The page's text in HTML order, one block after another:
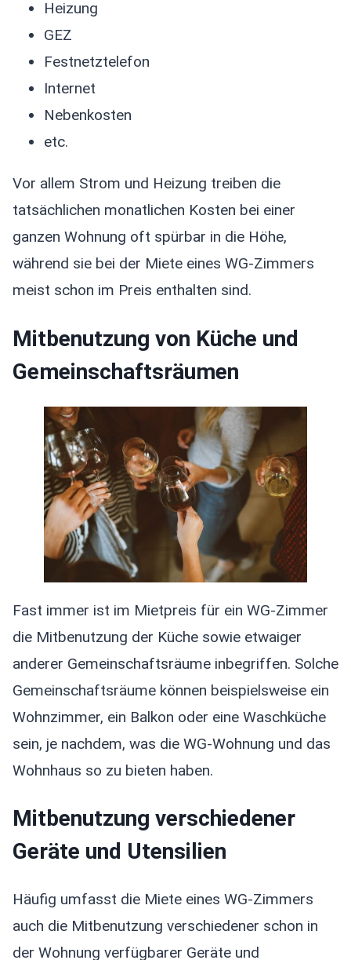
Heizung
GEZ
Festnetztelefon
Internet
Nebenkosten
etc.
Vor allem Strom und Heizung treiben die
tatsächlichen monatlichen Kosten bei einer
ganzen Wohnung oft spürbar in die Höhe,
während sie bei der Miete eines WG-Zimmers
meist schon im Preis enthalten sind.
Mitbenutzung von Küche und
Gemeinschaftsräumen
Fast immer ist im Mietpreis für ein WG-Zimmer
die Mitbenutzung der Küche sowie etwaiger
anderer Gemeinschaftsräume inbegriffen. Solche
Gemeinschaftsräume können beispielsweise ein
Wohnzimmer, ein Balkon oder eine Waschküche
sein, je nachdem, was die WG-Wohnung und das
Wohnhaus so zu bieten haben.
Mitbenutzung verschiedener
Geräte und Utensilien
Häufig umfasst die Miete eines WG-Zimmers
auch die Mitbenutzung verschiedener schon in
der Wohnung verfügbarer Geräte und